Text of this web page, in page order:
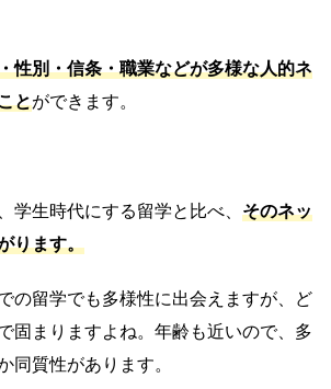
性別・信条・職業などが多様な人的ネ
とができます。
学生時代にする留学と比べ、 そのネッ
ります。
の留学でも多様性に出会えますが、ど
固まりますよね。年齢も近いので、多
同質性があります。